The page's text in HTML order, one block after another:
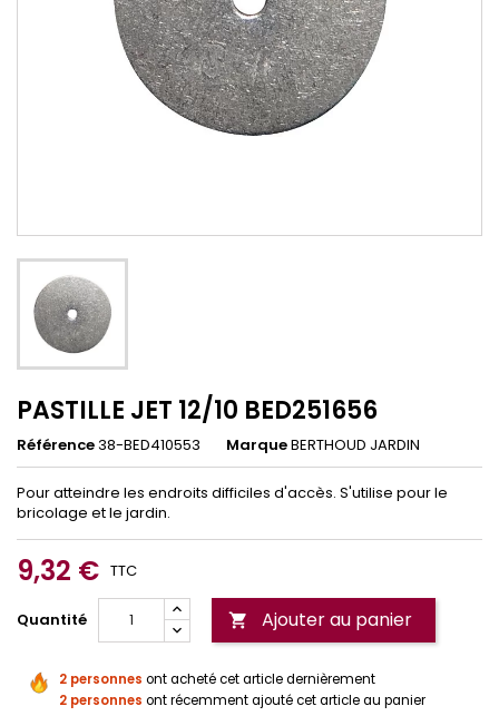
PASTILLE JET 12/10 BED251656
Référence38-BED410553 MarqueBERTHOUD JARDIN
Pour atteindre les endroits difficiles d'accès. S'utilise pour le
bricolage et le jardin.
9,32 € TTC
Quantité  Ajouter au panier
2 personnes ont acheté cet article dernièrement
2 personnes ont récemment ajouté cet article au panier